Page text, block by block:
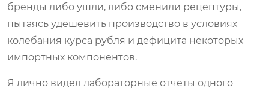
бренды либо ушли, либо сменили рецептуры,
пытаясь удешевить производство в условиях
колебания курса рубля и дефицита некоторых
импортных компонентов.
Я лично видел лабораторные отчеты одного